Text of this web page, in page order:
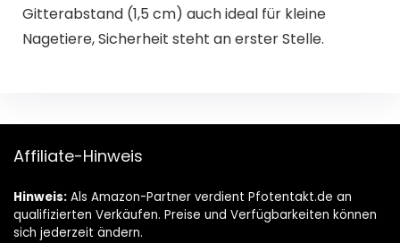
Gitterabstand (1,5 cm) auch ideal für kleine
Nagetiere, Sicherheit steht an erster Stelle.
Affiliate-Hinweis
Hinweis: Als Amazon-Partner verdient Pfotentakt.de an
qualifizierten Verkäufen. Preise und Verfügbarkeiten können
sich jederzeit ändern.